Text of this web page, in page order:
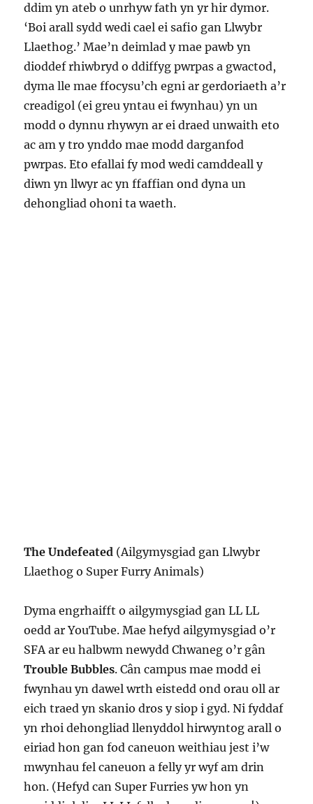
ddim yn ateb o unrhyw fath yn yr hir dymor.
‘Boi arall sydd wedi cael ei safio gan Llwybr
Llaethog.’ Mae’n deimlad y mae pawb yn
dioddef rhiwbryd o ddiffyg pwrpas a gwactod,
dyma lle mae ffocysu’ch egni ar gerdoriaeth a’r
creadigol (ei greu yntau ei fwynhau) yn un
modd o dynnu rhywyn ar ei draed unwaith eto
ac am y tro ynddo mae modd darganfod
pwrpas. Eto efallai fy mod wedi camddeall y
diwn yn llwyr ac yn ffaffian ond dyna un
dehongliad ohoni ta waeth.
The Undefeated (Ailgymysgiad gan Llwybr
Llaethog o Super Furry Animals)
Dyma engrhaifft o ailgymysgiad gan LL LL
oedd ar YouTube. Mae hefyd ailgymysgiad o’r
SFA ar eu halbwm newydd Chwaneg o’r gân
Trouble Bubbles. Cân campus mae modd ei
fwynhau yn dawel wrth eistedd ond orau oll ar
eich traed yn skanio dros y siop i gyd. Ni fyddaf
yn rhoi dehongliad llenyddol hirwyntog arall o
eiriad hon gan fod caneuon weithiau jest i’w
mwynhau fel caneuon a felly yr wyf am drin
hon. (Hefyd can Super Furries yw hon yn